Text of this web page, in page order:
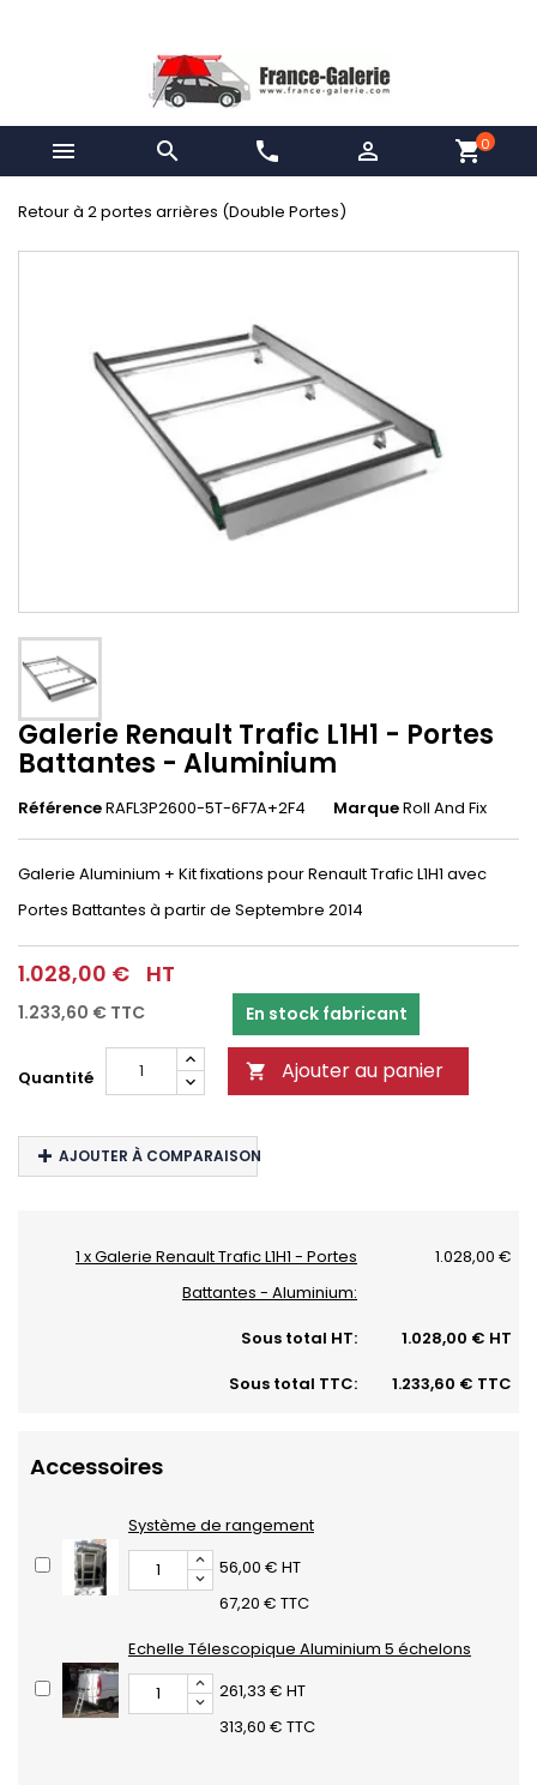
  phone  shopping_cart0
Retour à 2 portes arrières (Double Portes)
Galerie Renault Trafic L1H1 - Portes
Battantes - Aluminium
RéférenceRAFL3P2600-5T-6F7A+2F4 MarqueRoll And Fix
Galerie Aluminium + Kit fixations pour Renault Trafic L1H1 avec
Portes Battantes à partir de Septembre 2014
1.028,00 € HT
1.233,60 € TTC En stock fabricant
Quantité  Ajouter au panier
AJOUTER À COMPARAISON
1 x Galerie Renault Trafic L1H1 - Portes
Battantes - Aluminium:
1.028,00 €
Sous total HT:
1.028,00 € HT
Sous total TTC:
1.233,60 € TTC
Accessoires
Système de rangement
56,00 € HT
67,20 € TTC
Echelle Télescopique Aluminium 5 échelons
261,33 € HT
313,60 € TTC